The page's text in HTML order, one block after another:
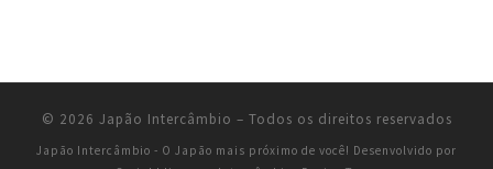
© 2026 Japão Intercâmbio – Todos os direitos reservados
Japão Intercâmbio - O Japão mais próximo de você! Desenvolvido por